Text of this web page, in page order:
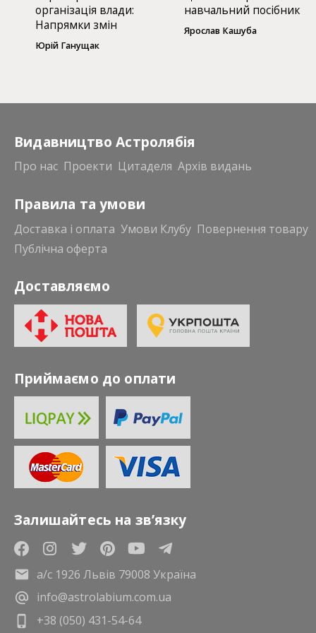
організація влади:
Напрямки змін
Юрій Ганущак
навчальний посібник
Ярослав Кашуба
Видавництво Астролябія
Про нас Проекти Цитаделя Архів видань
Правила та умови
Доставка і оплата Умови Клубу Повернення товару
Публічна оферта
Доставляємо
Приймаємо до оплати
Залишайтесь на зв’язку
а/с 1926 Львів 79008 Україна
info@astrolabium.com.ua
+38 (050) 431-54-64